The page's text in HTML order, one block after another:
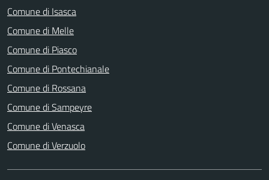
Comune di Isasca
Comune di Melle
Comune di Piasco
Comune di Pontechianale
Comune di Rossana
Comune di Sampeyre
Comune di Venasca
Comune di Verzuolo